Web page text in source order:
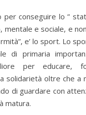
per conseguire lo ”
mentale e sociale, e
e’ lo sport. Lo
di primaria
per educare,
solidarietà oltre che a
di guardare con
matura.